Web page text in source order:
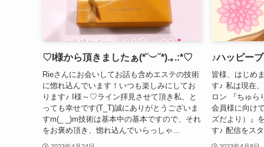
♡I様から頂きましたぁ(*˘︶˘*).｡.:*♡
Rieさんにお会いしてお話も含めエステの技術
に惚れ込んでいます！いつも楽しみにしてお
ります♪ I様～♡ライン拝見させて頂き私、と
っても幸せです(T_T)誠にありがとうございま
すm(_ _)m技術は基本中の基本ですので、それ
をお褒め頂き、惚れ込んでいらっしゃ...
♪ハッピー
皆様、はじめ
す♪ 私は現在
ロン 『ちゅら
会員様に向け
ズだより）』
す♪ 配信をス